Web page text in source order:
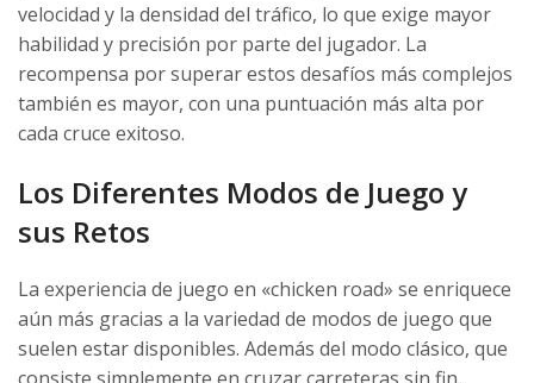
velocidad y la densidad del tráfico, lo que exige mayor
habilidad y precisión por parte del jugador. La
recompensa por superar estos desafíos más complejos
también es mayor, con una puntuación más alta por
cada cruce exitoso.
Los Diferentes Modos de Juego y
sus Retos
La experiencia de juego en «chicken road» se enriquece
aún más gracias a la variedad de modos de juego que
suelen estar disponibles. Además del modo clásico, que